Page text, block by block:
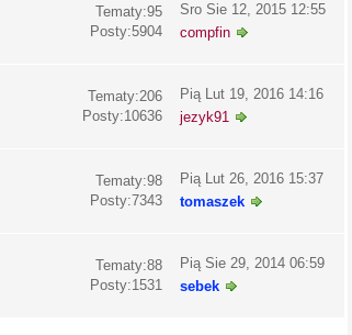
Tematy:95
Posty:5904
Sro Sie 12, 2015 12:55
compfin
Tematy:206
Posty:10636
Pią Lut 19, 2016 14:16
jezyk91
Tematy:98
Posty:7343
Pią Lut 26, 2016 15:37
tomaszek
Tematy:88
Posty:1531
Pią Sie 29, 2014 06:59
sebek